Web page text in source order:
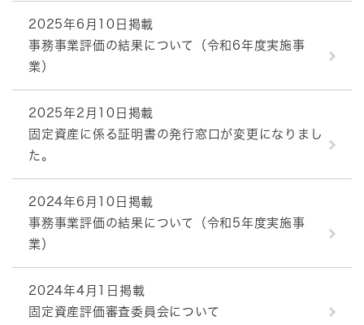
2025年6月10日掲載
事務事業評価の結果について（令和6年度実施事
業）
2025年2月10日掲載
固定資産に係る証明書の発行窓口が変更になりまし
た。
2024年6月10日掲載
事務事業評価の結果について（令和5年度実施事
業）
2024年4月1日掲載
固定資産評価審査委員会について